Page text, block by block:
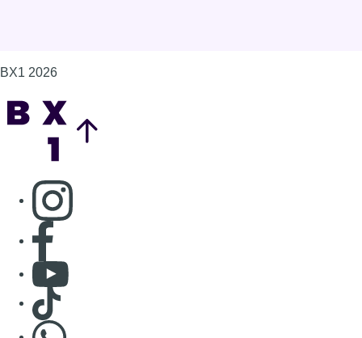
BX1 2026
Consulter page Instagram
Consulter page Facebook
Consulter Youtube
Consulter TikTok